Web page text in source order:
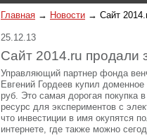
Главная → Новости → Сайт
25.12.13
Сайт 2014.ru продали
Управляющий партнер фонда
Евгений Гордеев купил
руб. Это самая дорогая покупка
ресурс для экспериментов с
что инвестиции в имя окупятся
интернете, где также можно